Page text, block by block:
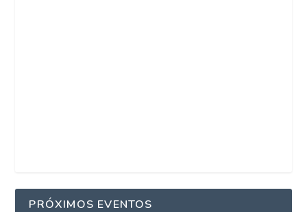
PRÓXIMOS EVENTOS